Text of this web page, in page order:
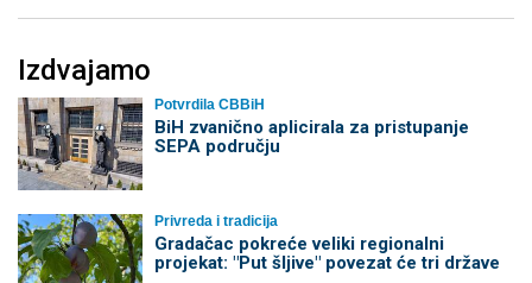
Izdvajamo
Potvrdila CBBiH
BiH zvanično aplicirala za pristupanje
SEPA području
Privreda i tradicija
Gradačac pokreće veliki regionalni
projekat: "Put šljive" povezat će tri države